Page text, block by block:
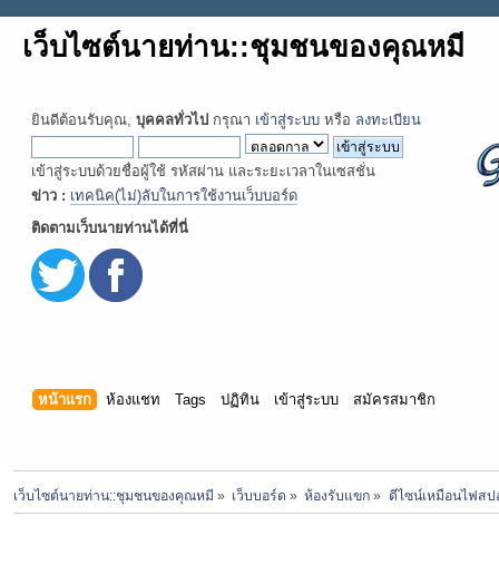
เว็บไซต์นายท่าน::ชุมชนของคุณหมี
ยินดีต้อนรับคุณ, บุคคลทั่วไป กรุณา เข้าสู่ระบบ หรือ ลงทะเบียน
เข้าสู่ระบบด้วยชื่อผู้ใช้ รหัสผ่าน และระยะเวลาในเซสชั่น
ข่าว : เทคนิค(ไม่)ลับในการใช้งานเว็บบอร์ด
ติดตามเว็บนายท่านได้ที่นี่
หน้าแรก ห้องแชท Tags ปฏิทิน เข้าสู่ระบบ สมัครสมาชิก
เว็บไซต์นายท่าน::ชุมชนของคุณหมี » เว็บบอร์ด » ห้องรับแขก » ดีไซน์เหมือนไฟส